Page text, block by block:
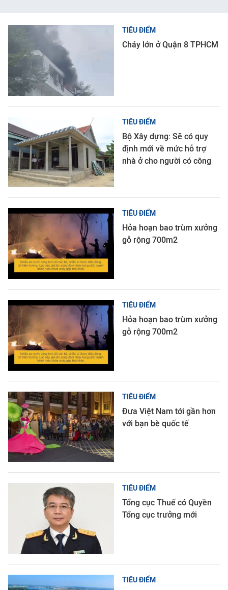
TIÊU ĐIỂM
Cháy lớn ở Quận 8 TPHCM
TIÊU ĐIỂM
Bộ Xây dựng: Sẽ có quy
định mới về mức hỗ trợ
nhà ở cho người có công
TIÊU ĐIỂM
Hỏa hoạn bao trùm xưởng
gỗ rộng 700m2
TIÊU ĐIỂM
Hỏa hoạn bao trùm xưởng
gỗ rộng 700m2
TIÊU ĐIỂM
Đưa Việt Nam tới gần hơn
với bạn bè quốc tế
TIÊU ĐIỂM
Tổng cục Thuế có Quyền
Tổng cục trưởng mới
TIÊU ĐIỂM